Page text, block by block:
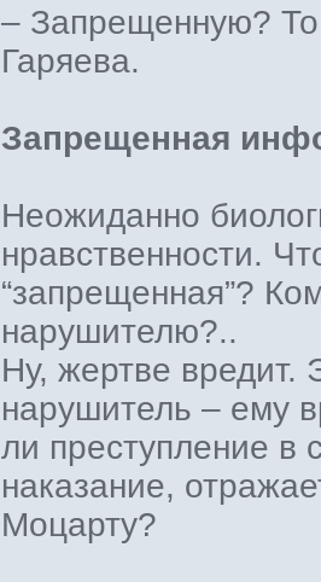
– Запрещенную? То
Гаряева.
Запрещенная
Неожиданно
нравственности.
“запрещенная”?
нарушителю?..
Ну, жертве вредит.
нарушитель – ему
ли преступление в
наказание,
Моцарту?